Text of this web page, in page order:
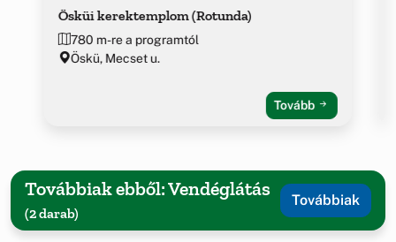
Ösküi kerektemplom (Rotunda)
780 m-re a programtól
Öskü, Mecset u.
Tovább
Továbbiak ebből: Vendéglátás
(2 darab)
Továbbiak